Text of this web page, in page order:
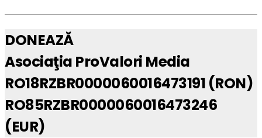
DONEAZĂ
Asociaţia ProValori Media
RO18RZBR0000060016473191 (RON)
RO85RZBR0000060016473246
(EUR)